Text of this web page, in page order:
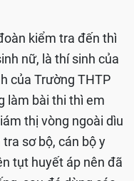
kiểm tra đến thì
nữ, là thí sinh của
của Trường THTP
làm bài thi thì em
thị vòng ngoài dìu
sơ bộ, cán bộ y
tụt huyết áp nên đã